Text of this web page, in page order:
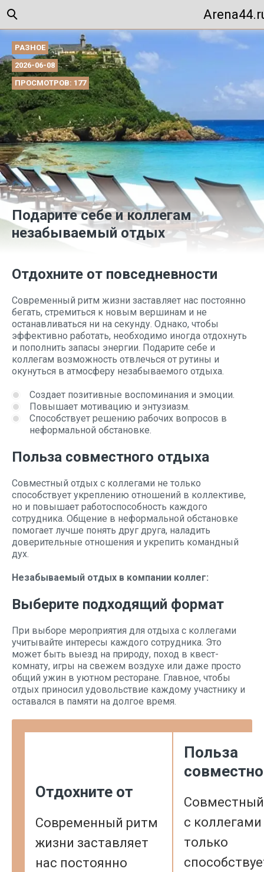
РАЗНОЕ
2026-06-08
ПРОСМОТРОВ: 177
Подарите себе и коллегам
незабываемый отдых
Отдохните от повседневности
Современный ритм жизни заставляет нас постоянно
бегать, стремиться к новым вершинам и не
останавливаться ни на секунду. Однако, чтобы
эффективно работать, необходимо иногда отдохнуть
и пополнить запасы энергии. Подарите себе и
коллегам возможность отвлечься от рутины и
окунуться в атмосферу незабываемого отдыха.
Создает позитивные воспоминания и эмоции.
Повышает мотивацию и энтузиазм.
Способствует решению рабочих вопросов в
неформальной обстановке.
Польза совместного отдыха
Совместный отдых с коллегами не только
способствует укреплению отношений в коллективе,
но и повышает работоспособность каждого
сотрудника. Общение в неформальной обстановке
помогает лучше понять друг друга, наладить
доверительные отношения и укрепить командный
дух.
Незабываемый отдых в компании коллег:
Выберите подходящий формат
При выборе мероприятия для отдыха с коллегами
учитывайте интересы каждого сотрудника. Это
может быть выезд на природу, поход в квест-
комнату, игры на свежем воздухе или даже просто
общий ужин в уютном ресторане. Главное, чтобы
отдых приносил удовольствие каждому участнику и
оставался в памяти на долгое время.
Отдохните от
Современный ритм
жизни заставляет
нас постоянно
Польза
с коллегами
только